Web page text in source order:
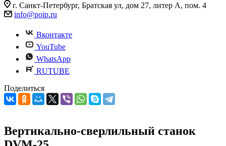
г. Санкт-Петербург, Братская ул, дом 27, литер А, пом. 4
info@poip.ru
Вконтакте
YouTube
WhatsApp
RUTUBE
Поделиться
Вертикально-сверлильный станок